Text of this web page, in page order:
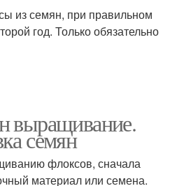
из семян, при правильном
год. Только обязательно
выращивание.
семян
флоксов, сначала
материал или семена.